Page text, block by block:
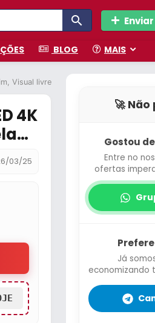
BLOG MAIS
Visual livre de cabos, Alexa built in
4K
03/25
🚀
Gostou
Entre no
ofertas
Já
economizando